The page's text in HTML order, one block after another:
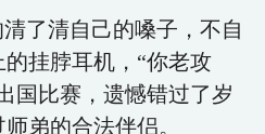
了清自己的嗓子，不自
挂脖耳机，“你老攻
国比赛，遗憾错过了岁
弟的合法伴侣。